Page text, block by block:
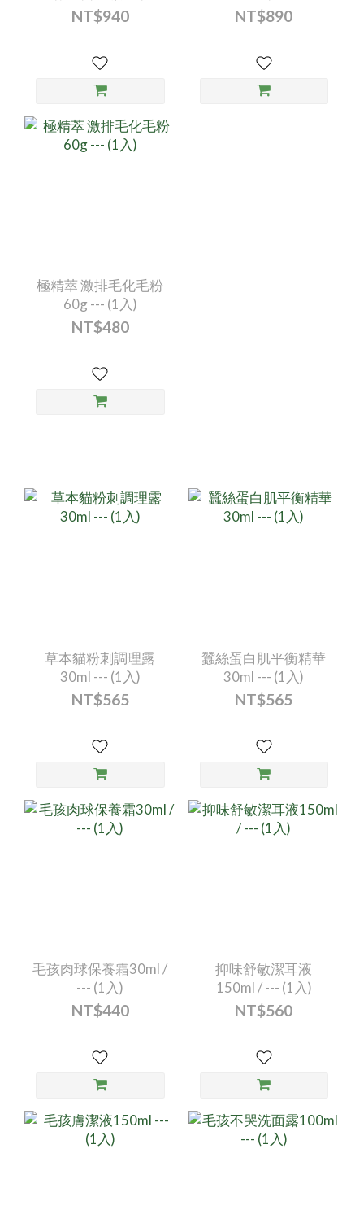
NT$940 NT$890
極精萃 激排毛化毛粉
60g --- (1入)
NT$480
草本貓粉刺調理露
30ml --- (1入)
NT$565
蠶絲蛋白肌平衡精華
30ml --- (1入)
NT$565
毛孩肉球保養霜30ml /
--- (1入)
NT$440
抑味舒敏潔耳液
150ml / --- (1入)
NT$560